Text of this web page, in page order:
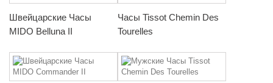
Швейцарские Часы
MIDO Belluna II
Часы Tissot Chemin Des
Tourelles